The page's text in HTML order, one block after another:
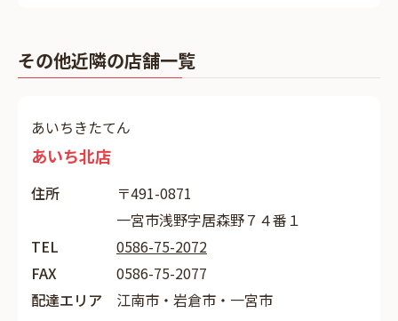
その他近隣の店舗一覧
あいちきたてん
あいち北店
住所
〒491-0871
一宮市浅野字居森野７４番１
TEL
0586-75-2072
FAX
0586-75-2077
配達エリア
江南市・岩倉市・一宮市